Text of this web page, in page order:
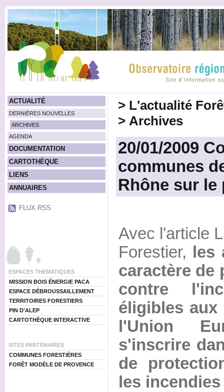
ACTUALITÉ
DERNIÈRES NOUVELLES
ARCHIVES
AGENDA
DOCUMENTATION
CARTOTHÈQUE
LIENS
ANNUAIRES
FLUX RSS
ESPACES THEMATIQUES
MISSION BOIS ÉNERGIE PACA
ESPACE DÉBROUSSAILLEMENT
TERRITOIRES FORESTIERS
PIN D'ALEP
CARTOTHÈQUE INTERACTIVE
SITES PARTENAIRES
COMMUNES FORESTIÈRES
FORÊT MODÈLE DE PROVENCE
> L'actualité
> Archives
20/01/2009
communes
Rhône sur le
Avec l'article
Forestier,
les
caractère de
contre
éligibles
l'Union
s'inscrire
de
les incendies